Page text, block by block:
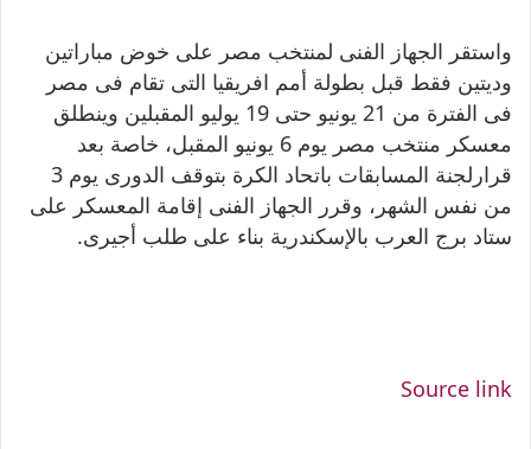
واستقر الجهاز الفنى لمنتخب مصر على خوض مباراتين
وديتين فقط قبل بطولة أمم افريقيا التى تقام فى مصر
فى الفترة من 21 يونيو حتى 19 يوليو المقبلين وينطلق
معسكر منتخب مصر يوم 6 يونيو المقبل، خاصة بعد
قرارلجنة المسابقات باتحاد الكرة بتوقف الدورى يوم 3
من نفس الشهر، وقرر الجهاز الفنى إقامة المعسكر على
ستاد برج العرب بالإسكندرية بناء على طلب أجيرى.
Source link